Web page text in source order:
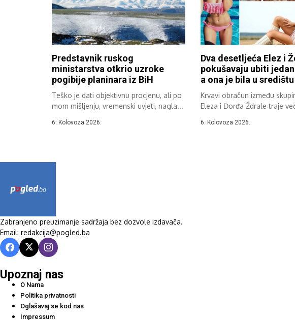
Predstavnik ruskog
ministarstva otkrio uzroke
pogibije planinara iz BiH
Teško je dati objektivnu procjenu, ali po
mom mišljenju, vremenski uvjeti, nagla...
6. Kolovoza 2026.
Dva desetljeća Elez i
pokušavaju ubiti
a ona je bila u
Krvavi obračun između
Eleza i Đorđa Ždrale traje
6. Kolovoza 2026.
Zabranjeno preuzimanje sadržaja bez dozvole izdavača.
Email: redakcija@pogled.ba
Upoznaj nas
O Nama
Politika privatnosti
Oglašavaj se kod nas
Impressum